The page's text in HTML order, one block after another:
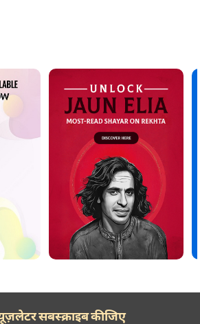
सबस्क्राइब कीजिए